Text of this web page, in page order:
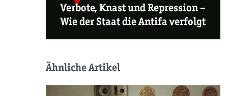
Verbote, Knast und Repression –
Wie der Staat die Antifa verfolgt
Ähnliche Artikel